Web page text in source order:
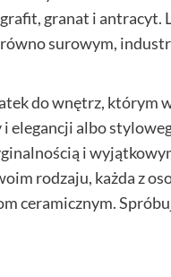
granat i antracyt.
surowym,
do wnętrz, którym
elegancji albo
i
rodzaju, każda z
ceramicznym.